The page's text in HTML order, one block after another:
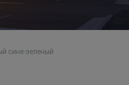
сине-зеленый